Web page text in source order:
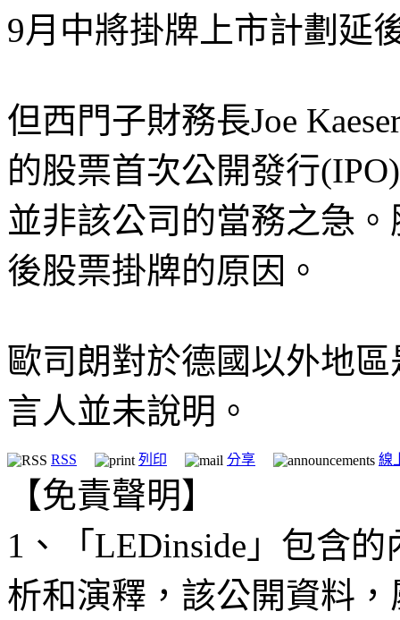
9月中將掛牌上市計劃延
但西門子財務長Joe
的股票首次公開發行
並非該公司的當務之急
後股票掛牌的原因。
歐司朗對於德國以外地
言人並未說明。
RSS 列印 分享 線
【免責聲明】
1、「LEDinside」包含
析和演釋，該公開資料